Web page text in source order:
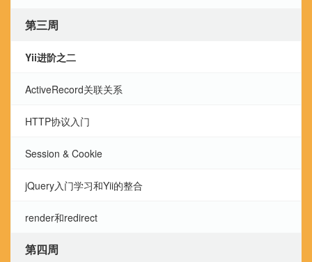
第三周
Yii进阶之二
ActiveRecord关联关系
HTTP协议入门
Session & Cookie
jQuery入门学习和Yii的整合
render和redirect
第四周